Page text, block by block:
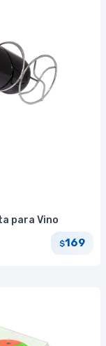
para Vino
$169